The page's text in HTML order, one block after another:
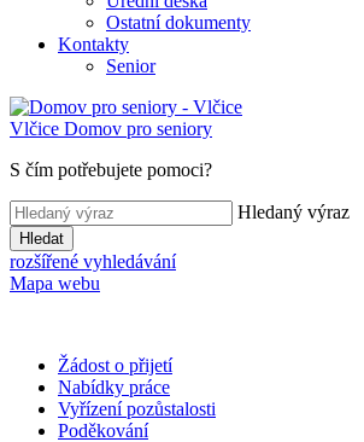
Ostatní dokumenty
Kontakty
Senior
Vlčice Domov pro seniory
S čím potřebujete pomoci?
Hledaný výraz
Hledat
rozšířené vyhledávání
Mapa webu
Žádost o přijetí
Nabídky práce
Vyřízení pozůstalosti
Poděkování